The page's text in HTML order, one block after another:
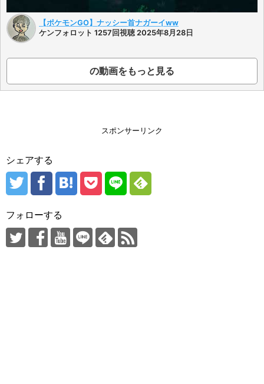
【ポケモンGO】ナッシー首ナガーイww
ケンフォロット 1257回視聴 2025年8月28日
の動画をもっと見る
スポンサーリンク
シェアする
フォローする